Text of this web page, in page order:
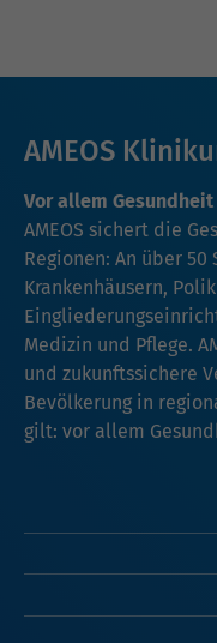
AMEOS
Vor allem Gesundheit
AMEOS sichert die
Regionen: An über
Krankenhäusern,
Medizin und Pflege.
und zukunftssichere
Bevölkerung in
gilt: vor allem